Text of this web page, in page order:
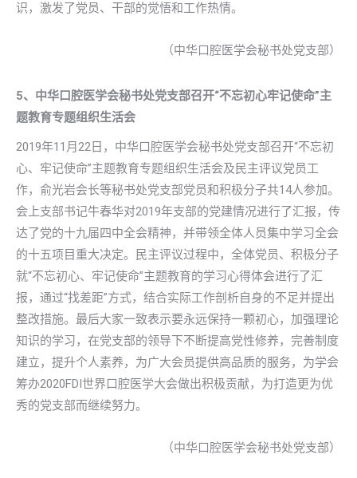
识，激发了党员、干部的觉悟和工作热情。
（中华口腔医学会秘书处党支部）
5、中华口腔医学会秘书处党支部召开“不忘初心牢记使命”主
题教育专题组织生活会
2019年11月22日，中华口腔医学会秘书处党支部召开“不忘初
心、牢记使命”主题教育专题组织生活会及民主评议党员工
作，俞光岩会长等秘书处党支部党员和积极分子共14人参加。
会上支部书记牛春华对2019年支部的党建情况进行了汇报，传
达了党的十九届四中全会精神，并带领全体人员集中学习全会
的十五项目重大决定。民主评议过程中，全体党员、积极分子
就“不忘初心、牢记使命”主题教育的学习心得体会进行了汇
报，通过“找差距”方式，结合实际工作剖析自身的不足并提出
整改措施。最后大家一致表示要永远保持一颗初心，加强理论
知识的学习，在党支部的领导下不断提高党性修养，完善制度
建立，提升个人素养，为广大会员提供高品质的服务，为学会
筹办2020FDI世界口腔医学大会做出积极贡献，为打造更为优
秀的党支部而继续努力。
（中华口腔医学会秘书处党支部）